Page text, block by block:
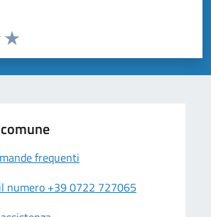
la pagina
Valuta 5 stelle su 5
4 stelle su 5
stelle su 5
su 5
5
frequenti
numero +39 0722 727065